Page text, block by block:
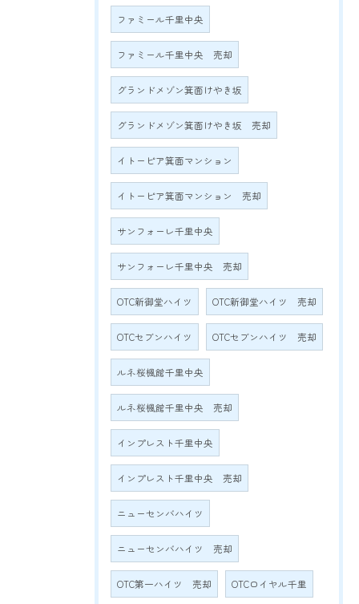
ファミール千里中央
ファミール千里中央 売却
グランドメゾン箕面けやき坂
グランドメゾン箕面けやき坂 売却
イトーピア箕面マンション
イトーピア箕面マンション 売却
サンフォーレ千里中央
サンフォーレ千里中央 売却
OTC新御堂ハイツ OTC新御堂ハイツ 売却
OTCセブンハイツ OTCセブンハイツ 売却
ルネ桜楓館千里中央
ルネ桜楓館千里中央 売却
インプレスト千里中央
インプレスト千里中央 売却
ニューセンバハイツ
ニューセンバハイツ 売却
OTC第一ハイツ 売却 OTCロイヤル千里